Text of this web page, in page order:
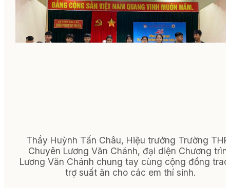
Thầy Huỳnh Tấn Châu, Hiệu trưởng Trường
Chuyên Lương Văn Chánh, đại diện Chương
Lương Văn Chánh chung tay cùng cộng đồng
trợ suất ăn cho các em thí sinh.